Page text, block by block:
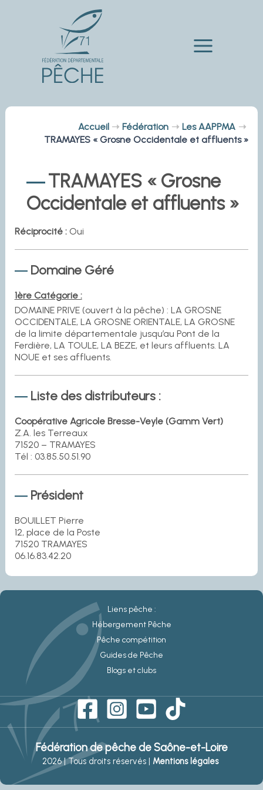
Main
Accueil Fédération
Les AAPPMA
TRAMAYES « Grosne Occidentale et affluents »
TRAMAYES « Grosne
Occidentale et affluents »
Réciprocité : Oui
Domaine Géré
1ère Catégorie :
DOMAINE PRIVE (ouvert à la pêche) : LA GROSNE
OCCIDENTALE, LA GROSNE ORIENTALE, LA GROSNE
de la limite départementale jusqu’au Pont de la
Ferdière, LA TOULE, LA BEZE, et leurs affluents. LA
NOUE et ses affluents.
Liste des distributeurs :
Coopérative Agricole Bresse-Veyle (Gamm Vert)
Z.A. les Terreaux
71520 – TRAMAYES
Tél : 03.85.50.51.90
Président
BOUILLET Pierre
12, place de la Poste
71520 TRAMAYES
06.16.83.42.20
Liens pêche :
Hébergement Pêche
Pêche compétition
Guides de Pêche
Blogs et clubs
Fédération de pêche de Saône-et-Loire
2026 | Tous droits réservés | Mentions légales